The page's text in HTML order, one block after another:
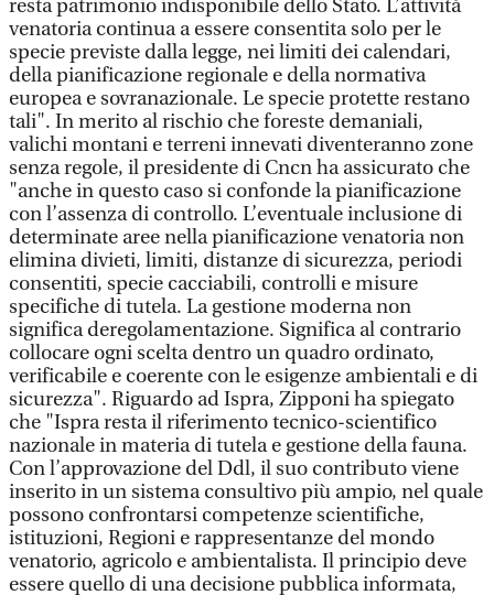
resta patrimonio indisponibile dello Stato. L’attività
venatoria continua a essere consentita solo per le
specie previste dalla legge, nei limiti dei calendari,
della pianificazione regionale e della normativa
europea e sovranazionale. Le specie protette restano
tali". In merito al rischio che foreste demaniali,
valichi montani e terreni innevati diventeranno zone
senza regole, il presidente di Cncn ha assicurato che
"anche in questo caso si confonde la pianificazione
con l’assenza di controllo. L’eventuale inclusione di
determinate aree nella pianificazione venatoria non
elimina divieti, limiti, distanze di sicurezza, periodi
consentiti, specie cacciabili, controlli e misure
specifiche di tutela. La gestione moderna non
significa deregolamentazione. Significa al contrario
collocare ogni scelta dentro un quadro ordinato,
verificabile e coerente con le esigenze ambientali e di
sicurezza". Riguardo ad Ispra, Zipponi ha spiegato
che "Ispra resta il riferimento tecnico-scientifico
nazionale in materia di tutela e gestione della fauna.
Con l’approvazione del Ddl, il suo contributo viene
inserito in un sistema consultivo più ampio, nel quale
possono confrontarsi competenze scientifiche,
istituzioni, Regioni e rappresentanze del mondo
venatorio, agricolo e ambientalista. Il principio deve
essere quello di una decisione pubblica informata,